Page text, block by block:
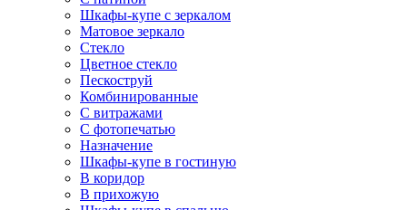
Шкафы-купе с зеркалом
Матовое зеркало
Стекло
Цветное стекло
Пескоструй
Комбинированные
С витражами
С фотопечатью
Назначение
Шкафы-купе в гостиную
В коридор
В прихожую